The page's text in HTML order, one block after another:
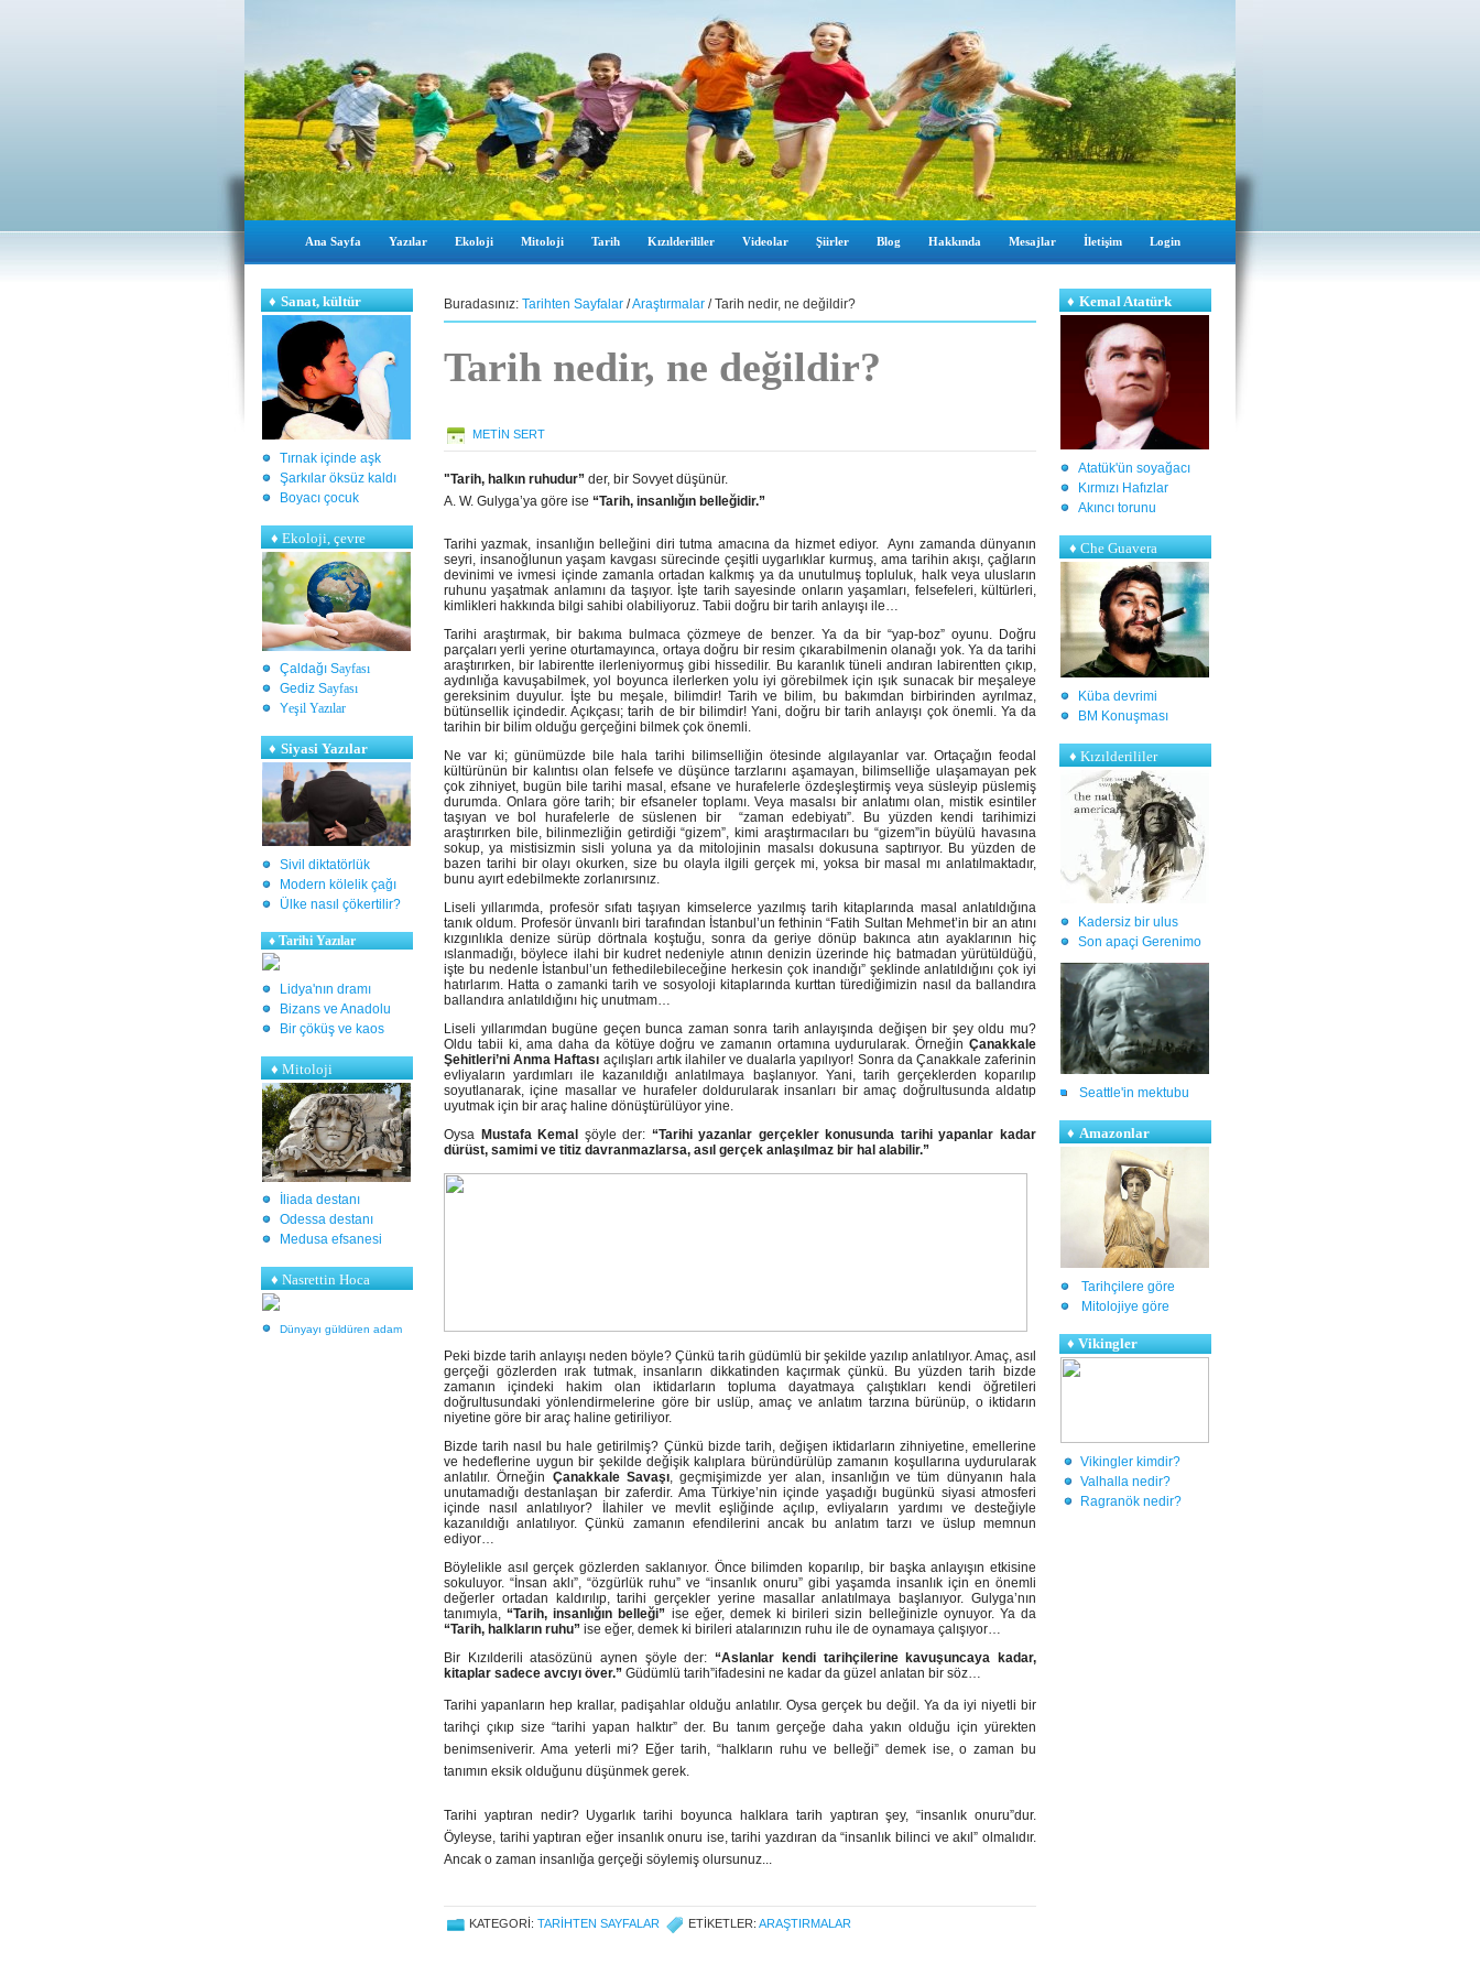
Ana Sayfa Yazılar Ekoloji Mitoloji Tarih Kızılderililer Videolar Şiirler Blog Hakkında Mesajlar İletişim Login
♦ Sanat, kültür
Tırnak içinde aşk
Şarkılar öksüz kaldı
Boyacı çocuk
♦Ekoloji, çevre
Çaldağı Sayfası
Gediz Sayfası
Yeşil Yazılar
♦ Siyasi Yazılar
Sivil diktatörlük
Modern kölelik çağı
Ülke nasıl çökertilir?
♦ Tarihi Yazılar
Lidya'nın dramı
Bizans ve Anadolu
Bir çöküş ve kaos
♦Mitoloji
İliada destanı
Odessa destanı
Medusa efsanesi
♦ Nasrettin Hoca
Dünyayı güldüren adam
Buradasınız: Tarihten Sayfalar /Araştırmalar / Tarih nedir, ne değildir?
Tarih nedir, ne değildir?
METIN SERT
"Tarih, halkın ruhudur” der, bir Sovyet düşünür.
A. W. Gulyga’ya göre ise “Tarih, insanlığın belleğidir.”
Tarihi yazmak, insanlığın belleğini diri tutma amacına da hizmet ediyor. Aynı zamanda dünyanın
seyri, insanoğlunun yaşam kavgası sürecinde çeşitli uygarlıklar kurmuş, ama tarihin akışı, çağların
devinimi ve ivmesi içinde zamanla ortadan kalkmış ya da unutulmuş topluluk, halk veya ulusların
ruhunu yaşatmak anlamını da taşıyor. İşte tarih sayesinde onların yaşamları, felsefeleri, kültürleri,
kimlikleri hakkında bilgi sahibi olabiliyoruz. Tabii doğru bir tarih anlayışı ile…
Tarihi araştırmak, bir bakıma bulmaca çözmeye de benzer. Ya da bir “yap-boz” oyunu. Doğru
parçaları yerli yerine oturtamayınca, ortaya doğru bir resim çıkarabilmenin olanağı yok. Ya da tarihi
araştırırken, bir labirentte ilerleniyormuş gibi hissedilir. Bu karanlık tüneli andıran labirentten çıkıp,
aydınlığa kavuşabilmek, yol boyunca ilerlerken yolu iyi görebilmek için ışık sunacak bir meşaleye
gereksinim duyulur. İşte bu meşale, bilimdir! Tarih ve bilim, bu bakımdan birbirinden ayrılmaz,
bütünsellik içindedir. Açıkçası; tarih de bir bilimdir! Yani, doğru bir tarih anlayışı çok önemli. Ya da
tarihin bir bilim olduğu gerçeğini bilmek çok önemli.
Ne var ki; günümüzde bile hala tarihi bilimselliğin ötesinde algılayanlar var. Ortaçağın feodal
kültürünün bir kalıntısı olan felsefe ve düşünce tarzlarını aşamayan, bilimselliğe ulaşamayan pek
çok zihniyet, bugün bile tarihi masal, efsane ve hurafelerle özdeşleştirmiş veya süsleyip püslemiş
durumda. Onlara göre tarih; bir efsaneler toplamı. Veya masalsı bir anlatımı olan, mistik esintiler
taşıyan ve bol hurafelerle de süslenen bir “zaman edebiyatı”. Bu yüzden kendi tarihimizi
araştırırken bile, bilinmezliğin getirdiği “gizem”, kimi araştırmacıları bu “gizem”in büyülü havasına
sokup, ya mistisizmin sisli yoluna ya da mitolojinin masalsı dokusuna saptırıyor. Bu yüzden de
bazen tarihi bir olayı okurken, size bu olayla ilgili gerçek mi, yoksa bir masal mı anlatılmaktadır,
bunu ayırt edebilmekte zorlanırsınız.
Liseli yıllarımda, profesör sıfatı taşıyan kimselerce yazılmış tarih kitaplarında masal anlatıldığına
tanık oldum. Profesör ünvanlı biri tarafından İstanbul’un fethinin “Fatih Sultan Mehmet’in bir an atını
kızgınlıkla denize sürüp dörtnala koştuğu, sonra da geriye dönüp bakınca atın ayaklarının hiç
ıslanmadığı, böylece ilahi bir kudret nedeniyle atının denizin üzerinde hiç batmadan yürütüldüğü,
işte bu nedenle İstanbul’un fethedilebileceğine herkesin çok inandığı” şeklinde anlatıldığını çok iyi
hatırlarım. Hatta o zamanki tarih ve sosyoloji kitaplarında kurttan türediğimizin nasıl da ballandıra
ballandıra anlatıldığını hiç unutmam…
Liseli yıllarımdan bugüne geçen bunca zaman sonra tarih anlayışında değişen bir şey oldu mu?
Oldu tabii ki, ama daha da kötüye doğru ve zamanın ortamına uydurularak. Örneğin Çanakkale
Şehitleri’ni Anma Haftası açılışları artık ilahiler ve dualarla yapılıyor! Sonra da Çanakkale zaferinin
evliyaların yardımları ile kazanıldığı anlatılmaya başlanıyor. Yani, tarih gerçeklerden koparılıp
soyutlanarak, içine masallar ve hurafeler doldurularak insanları bir amaç doğrultusunda aldatıp
uyutmak için bir araç haline dönüştürülüyor yine.
Oysa Mustafa Kemal şöyle der: “Tarihi yazanlar gerçekler konusunda tarihi yapanlar kadar
dürüst, samimi ve titiz davranmazlarsa, asıl gerçek anlaşılmaz bir hal alabilir.”
Peki bizde tarih anlayışı neden böyle? Çünkü tarih güdümlü bir şekilde yazılıp anlatılıyor. Amaç, asıl
gerçeği gözlerden ırak tutmak, insanların dikkatinden kaçırmak çünkü. Bu yüzden tarih bizde
zamanın içindeki hakim olan iktidarların topluma dayatmaya çalıştıkları kendi öğretileri
doğrultusundaki yönlendirmelerine göre bir uslüp, amaç ve anlatım tarzına bürünüp, o iktidarın
niyetine göre bir araç haline getiriliyor.
Bizde tarih nasıl bu hale getirilmiş? Çünkü bizde tarih, değişen iktidarların zihniyetine, emellerine
ve hedeflerine uygun bir şekilde değişik kalıplara büründürülüp zamanın koşullarına uydurularak
anlatılır. Örneğin Çanakkale Savaşı, geçmişimizde yer alan, insanlığın ve tüm dünyanın hala
unutamadığı destanlaşan bir zaferdir. Ama Türkiye’nin içinde yaşadığı bugünkü siyasi atmosferi
içinde nasıl anlatılıyor? İlahiler ve mevlit eşliğinde açılıp, evliyaların yardımı ve desteğiyle
kazanıldığı anlatılıyor. Çünkü zamanın efendilerini ancak bu anlatım tarzı ve üslup memnun
ediyor…
Böylelikle asıl gerçek gözlerden saklanıyor. Önce bilimden koparılıp, bir başka anlayışın etkisine
sokuluyor. “İnsan aklı”, “özgürlük ruhu” ve “insanlık onuru” gibi yaşamda insanlık için en önemli
değerler ortadan kaldırılıp, tarihi gerçekler yerine masallar anlatılmaya başlanıyor. Gulyga’nın
tanımıyla,“Tarih, insanlığın belleği” ise eğer, demek ki birileri sizin belleğinizle oynuyor. Ya da
“Tarih, halkların ruhu” ise eğer, demek ki birileri atalarınızın ruhu ile de oynamaya çalışıyor…
Bir Kızılderili atasözünü aynen şöyle der: “Aslanlar kendi tarihçilerine kavuşuncaya kadar,
kitaplar sadece avcıyı över.” Güdümlü tarih”ifadesini ne kadar da güzel anlatan bir söz…
Tarihi yapanların hep krallar, padişahlar olduğu anlatılır. Oysa gerçek bu değil. Ya da iyi niyetli bir
tarihçi çıkıp size “tarihi yapan halktır” der. Bu tanım gerçeğe daha yakın olduğu için yürekten
benimseniverir. Ama yeterli mi? Eğer tarih, “halkların ruhu ve belleği” demek ise, o zaman bu
tanımın eksik olduğunu düşünmek gerek.
Tarihi yaptıran nedir? Uygarlık tarihi boyunca halklara tarih yaptıran şey, “insanlık onuru”dur.
Öyleyse, tarihi yaptıran eğer insanlık onuru ise, tarihi yazdıran da “insanlık bilinci ve akıl” olmalıdır.
Ancak o zaman insanlığa gerçeği söylemiş olursunuz...
KATEGORI: TARIHTEN SAYFALAR ETIKETLER: ARAŞTIRMALAR
♦ Kemal Atatürk
Atatük'ün soyağacı
Kırmızı Hafızlar
Akıncı torunu
♦ Che Guavera
Küba devrimi
BM Konuşması
♦ Kızılderililer
Kadersiz bir ulus
Son apaçi Gerenimo
Seattle'in mektubu
♦ Amazonlar
Tarihçilere göre
Mitolojiye göre
♦ Vikingler
Vikingler kimdir?
Valhalla nedir?
Ragranök nedir?